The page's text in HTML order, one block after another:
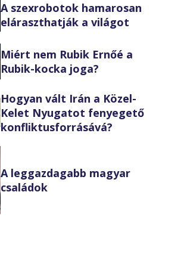
A szexrobotok hamarosan
eláraszthatják a világot
Miért nem Rubik Ernőé a
Rubik-kocka joga?
Hogyan vált Irán a Közel-
Kelet Nyugatot fenyegető
konfliktusforrásává?
A leggazdagabb magyar
családok